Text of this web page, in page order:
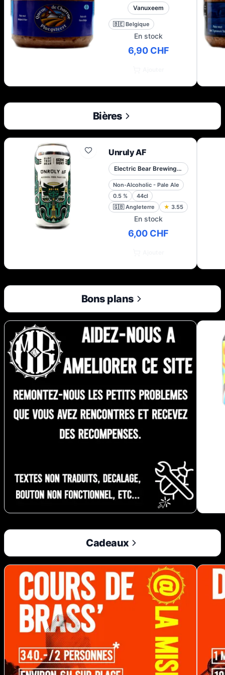
Vanuxeem
🇧🇪 Belgique
En stock
6,90 CHF
Bières
Unruly AF
Electric Bear Brewing Co.
Non-Alcoholic - Pale Ale
0.5 %
44cl
🇬🇧 Angleterre ★ 3.55
En stock
6,00 CHF
Bons plans
Cadeaux